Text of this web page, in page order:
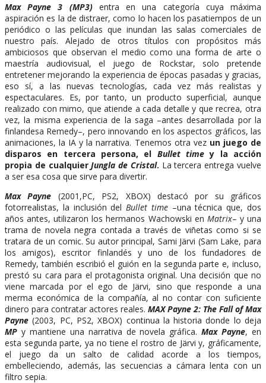
Max Payne 3 (MP3)entra en una categoría cuya máxima
aspiración es la de distraer, como lo hacen los pasatiempos de un
periódico o las películas que inundan las salas comerciales de
nuestro país. Alejado de otros títulos con propósitos más
ambiciosos que observan el medio como una forma de arte o
maestría audiovisual, el juego de Rockstar, solo pretende
entretener mejorando la experiencia de épocas pasadas y gracias,
eso sí, a las nuevas tecnologías, cada vez más realistas y
espectaculares. Es, por tanto, un producto superficial, aunque
realizado con mimo, que atiende a cada detalle y que recrea, otra
vez, la misma experiencia de la saga –antes desarrollada por la
finlandesa Remedy–, pero innovando en los aspectos gráficos, las
animaciones, la IA y la narrativa. Tenemos otra vezun juego de
disparos en tercera persona, el Bullet time y la acción
propia de cualquierJungla de Cristal. La tercera entrega vuelve
a ser esa cosa que sirve para divertir.
Max Payne (2001,PC, PS2, XBOX) destacó por su gráficos
fotorrealistas, la inclusión del Bullet time–una técnica que, dos
años antes, utilizaron los hermanos Wachowski en Matrix– y una
trama de novela negra contada a través de viñetas como si se
tratara de un comic. Su autor principal, Sami Järvi (Sam Lake, para
los amigos), escritor finlandés y uno de los fundadores de
Remedy, también escribió el guión en la segunda parte e, incluso,
prestó su cara para el protagonista original. Una decisión que no
viene marcada por el ego de Järvi, sino que responde a una
merma económica de la compañía, al no contar con suficiente
dinero para contratar actores reales. MAX Payne 2: The Fall of Max
Payne (2003, PC, PS2, XBOX) continua la historia donde lo deja
MP y mantiene una narrativa de novela gráfica.Max Payne, en
esta segunda parte, ya no tiene el rostro de Järvi y, gráficamente,
el juego da un salto de calidad acorde a los tiempos,
embelleciendo, además, las secuencias a cámara lenta con un
filtro sepia.